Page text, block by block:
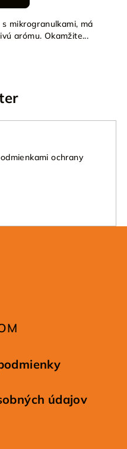
mikrogranulkami, má
arómu. Okamžite...
ochrany
údajov